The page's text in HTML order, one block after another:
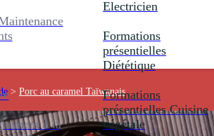
à la
Electricien
Formations
présentielles
Diététique
Formations
présentielles Cuisine
végétale
> Porc au caramel Taïwanais